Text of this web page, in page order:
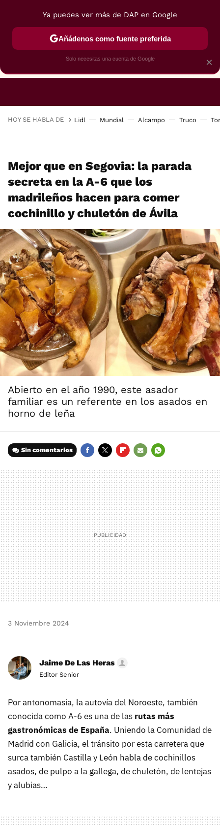
RESTAURANTES GASTROGUÍA
HOY SE HABLA DE Lidl Mundial Alcampo Truco
Mejor que en Segovia: la parada
secreta en la A-6 que los
madrileños hacen para comer
cochinillo y chuletón de Ávila
Abierto en el año 1990, este asador
familiar es un referente en los asados en
horno de leña
Sin comentarios
MAIL
3 Noviembre 2024
Jaime De Las Heras
Editor Senior
Por antonomasia, la autovía del Noroeste, también
conocida como A-6 es una de las rutas más
gastronómicas de España. Uniendo la Comunidad de
Madrid con Galicia, el tránsito por esta carretera que
surca también Castilla y León habla de cochinillos
asados, de pulpo a la gallega, de chuletón, de lentejas
y alubias…
×
Ya puedes ver más de DAP en Google
Añádenos como fuente preferida
Solo necesitas una cuenta de Google